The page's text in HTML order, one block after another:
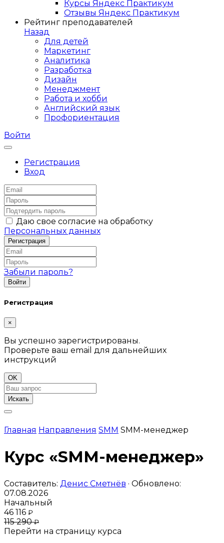
Курсы Яндекс Практикум
Отзывы Яндекс Практикум
Рейтинг преподавателей
Назад
Для детей
Маркетинг
Аналитика
Разработка
Дизайн
Менеджмент
Работа и хобби
Английский язык
Профориентация
Войти
Регистрация
Вход
Даю свое согласие на обработку
Персональных данных
Забыли пароль?
Регистрация
×
Вы успешно зарегистрированы.
Проверьте ваш email для дальнейших
инструкций
OK
Искать
Главная Направления SMM SMM-менеджер
Курс «SMM-менеджер»
Составитель: Денис Сметнёв · Обновлено:
07.08.2026
Начальный
46 116 ₽
115 290₽
Перейти на страницу курса